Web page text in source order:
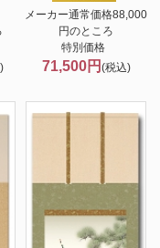
メーカー通常価格88,000
円のところ
特別価格
71,500円 (税込)